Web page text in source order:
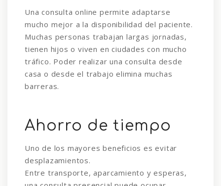
Una consulta online permite adaptarse
mucho mejor a la disponibilidad del paciente.
Muchas personas trabajan largas jornadas,
tienen hijos o viven en ciudades con mucho
tráfico. Poder realizar una consulta desde
casa o desde el trabajo elimina muchas
barreras.
Ahorro de tiempo
Uno de los mayores beneficios es evitar
desplazamientos.
Entre transporte, aparcamiento y esperas,